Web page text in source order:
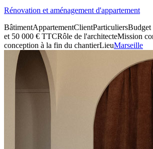
Rénovation et aménagement d'appartement
BâtimentAppartementClientParticuliersBudget
et 50 000 € TTCRôle de l'architecteMission
conception à la fin du chantierLieuMarseille